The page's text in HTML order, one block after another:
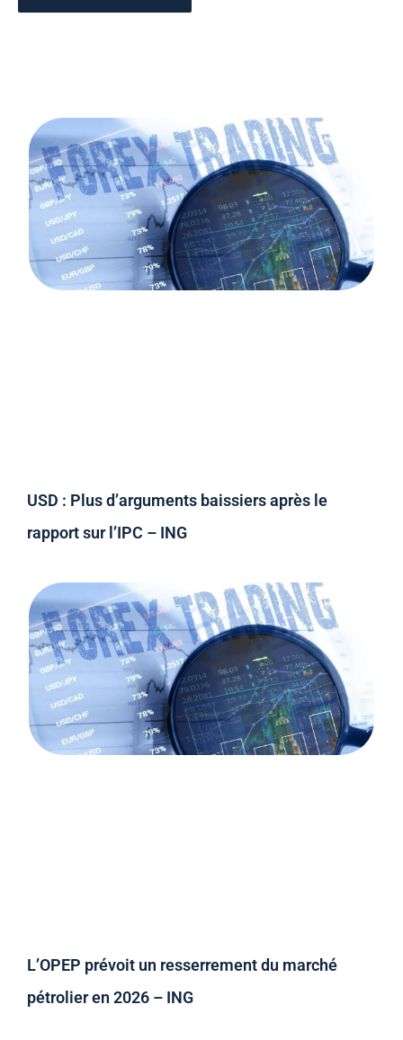
USD : Plus d’arguments baissiers après le
rapport sur l’IPC – ING
L’OPEP prévoit un resserrement du marché
pétrolier en 2026 – ING